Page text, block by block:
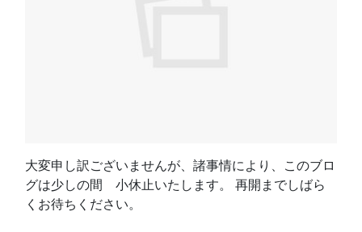
大変申し訳ございませんが、諸事情により、このブロ
グは少しの間 小休止いたします。 再開までしばら
くお待ちください。